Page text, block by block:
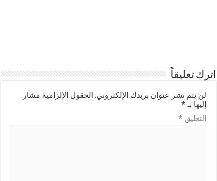
اترك تعليقاً
لن يتم نشر عنوان بريدك الإلكتروني. الحقول الإلزامية مشار
إليها بـ *
التعليق *